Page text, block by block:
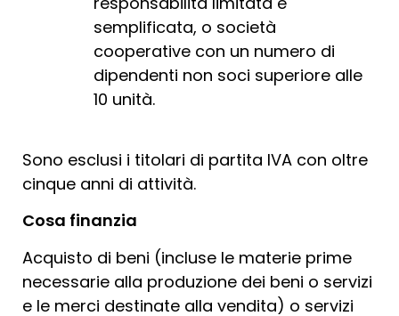
semplificata, o società
cooperative con un numero di
dipendenti non soci superiore alle
10 unità.
Sono esclusi i titolari di partita IVA con oltre
cinque anni di attività.
Cosa finanzia
Acquisto di beni (incluse le materie prime
necessarie alla produzione dei beni o servizi
e le merci destinate alla vendita) o servizi